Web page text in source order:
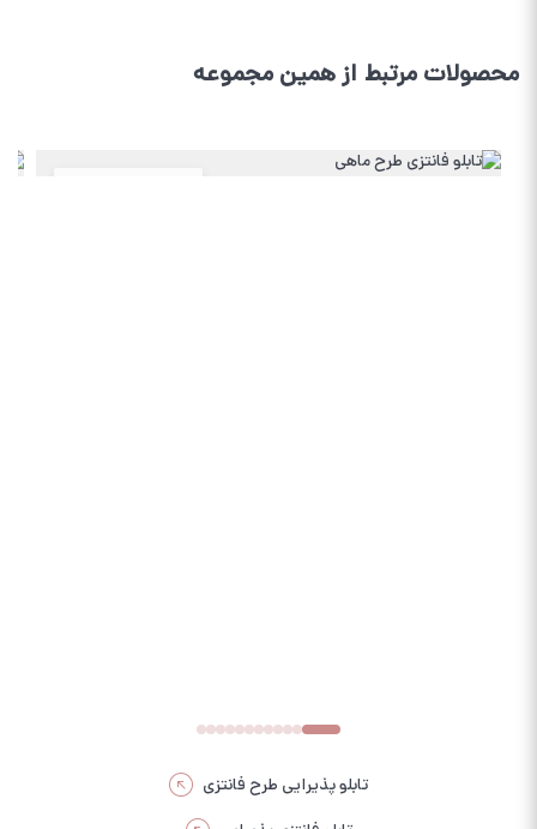
محصولات مرتبط از همین مجموعه
تابلو پذیرایی طرح فانتزی